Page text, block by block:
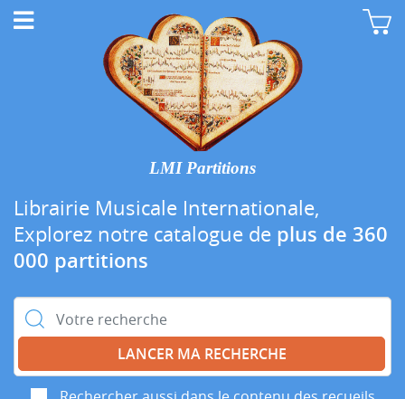
LMI Partitions
Librairie Musicale Internationale,
Explorez notre catalogue de plus de 360
000 partitions
Rechercher :